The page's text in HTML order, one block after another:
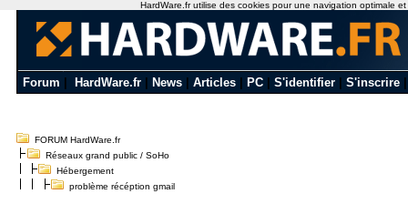
Forum HardWare.fr News Articles PC S'identifier S'inscrire
FORUM HardWare.fr
Réseaux grand public / SoHo
Hébergement
problème récéption gmail
HardWare.fr utilise des cookies pour une navigation optimale